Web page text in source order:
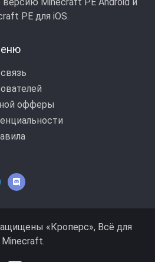
РЕ для iOS.
офферы
«Кроперс», Всё для
Minecraft.